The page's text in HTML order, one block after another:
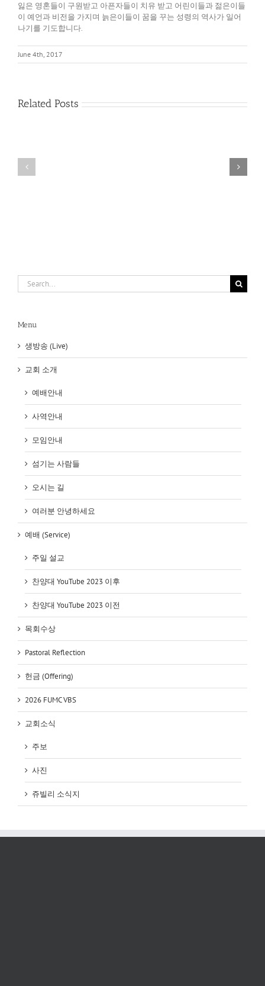
잃은 영혼들이 구원받고 아픈자들이 치유 받고 어린이들과 젊은이들
이 예언과 비전을 가지며 늙은이들이 꿈을 꾸는 성령의 역사가 일어
나기를 기도합니다.
June 4th, 2017
Related Posts
Search
for:
Menu
생방송 (Live)
교회 소개
예배안내
사역안내
모임안내
섬기는 사람들
오시는 길
여러분 안녕하세요
예배 (Service)
주일 설교
찬양대 YouTube 2023 이후
찬양대 YouTube 2023 이전
목회수상
Pastoral Reflection
헌금 (Offering)
2026 FUMC VBS
교회소식
주보
사진
쥬빌리 소식지